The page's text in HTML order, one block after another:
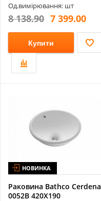
Од.вимірювання: шт
8 138.90 7 399.00
Купити
НОВИНКА
Раковина Bathco Cerdena
0052B 420X190